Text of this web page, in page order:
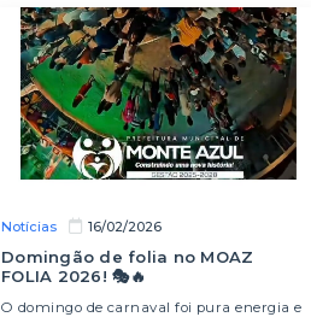
Notícias 16/02/2026
Domingão de folia no MOAZ
FOLIA 2026! 🎭🔥
O domingo de carnaval foi pura energia e